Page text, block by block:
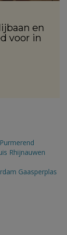
en
voor in
Rhijnauwen
Gaasperplas